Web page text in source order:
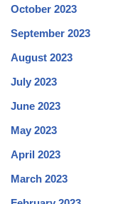
October 2023
September 2023
August 2023
July 2023
June 2023
May 2023
April 2023
March 2023